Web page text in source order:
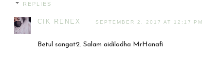
REPLIES
CIK RENEX SEPTEMBER 2, 2017 AT 12:17 PM
Betul sangat2. Salam aidiladha MrHanafi